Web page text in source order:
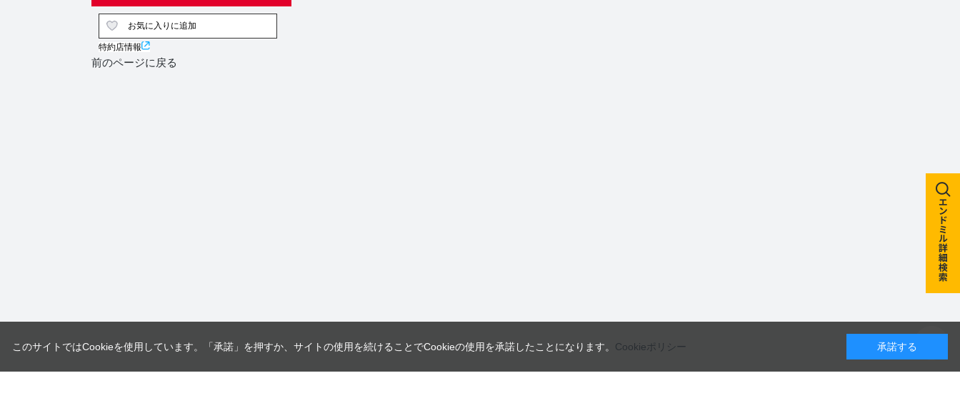
お気に入りに追加
特約店情報
前のページに戻る
このサイトではCookieを使用しています。「承諾」を押すか、サイトの使用を続けることでCookieの使用を承諾したことになります。 Cookieポリシー 承諾する